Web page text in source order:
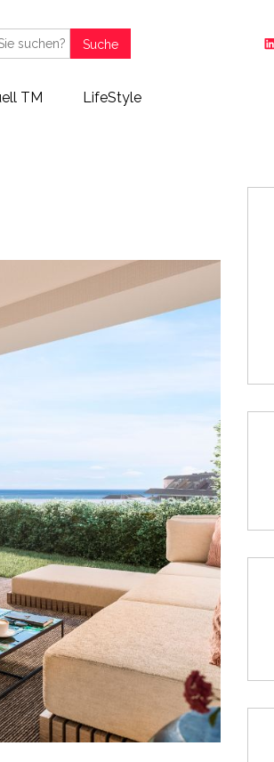
Suche
TM LifeStyle